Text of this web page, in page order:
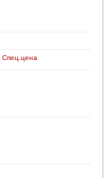
Спец.цена